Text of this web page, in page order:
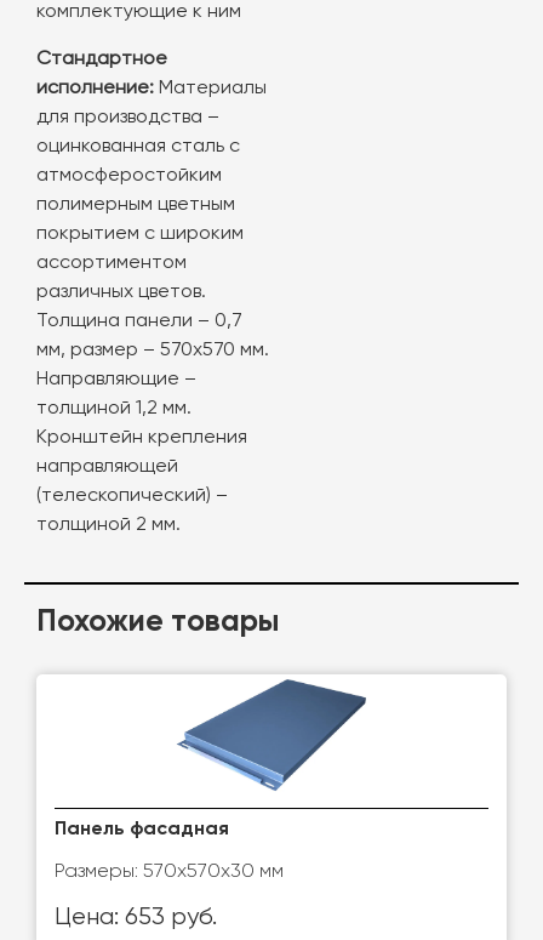
комплектующие к ним
Стандартное
исполнение: Материалы
для производства –
оцинкованная сталь с
атмосферостойким
полимерным цветным
покрытием с широким
ассортиментом
различных цветов.
Толщина панели – 0,7
мм, размер – 570х570 мм.
Направляющие –
толщиной 1,2 мм.
Кронштейн крепления
направляющей
(телескопический) –
толщиной 2 мм.
Похожие товары
Панель фасадная
Размеры: 570х570х30 мм
Цена: 653 руб.